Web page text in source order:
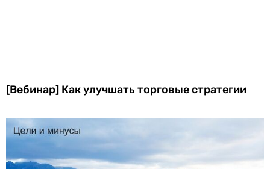
[Вебинар] Как улучшать торговые стратегии